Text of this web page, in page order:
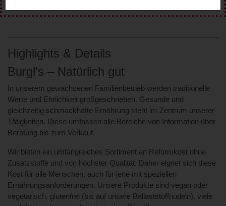
Highlights & Details
Burgl’s – Natürlich gut
In unserem gewachsenen Familienbetrieb werden traditionelle
Werte und Ehrlichkeit großgeschrieben. Gesunde und
gleichzeitig schmackhafte Ernährung steht im Zentrum unserer
Tätigkeiten. Diese umfassen alle Bereiche von Information über
Beratung bis zum Verkauf.
Wir bieten ein umfangreiches Sortiment an Reformkost ohne
Zusatzstoffe und von höchster Qualität. Daher eignet sich diese
Kost für alle Menschen, auch für jene mit speziellen
Ernährungsanforderungen. Unsere Produkte sind vegan oder
vegetarisch, glutenfrei (bis auf unsere Ballaststoffnudeln), viele